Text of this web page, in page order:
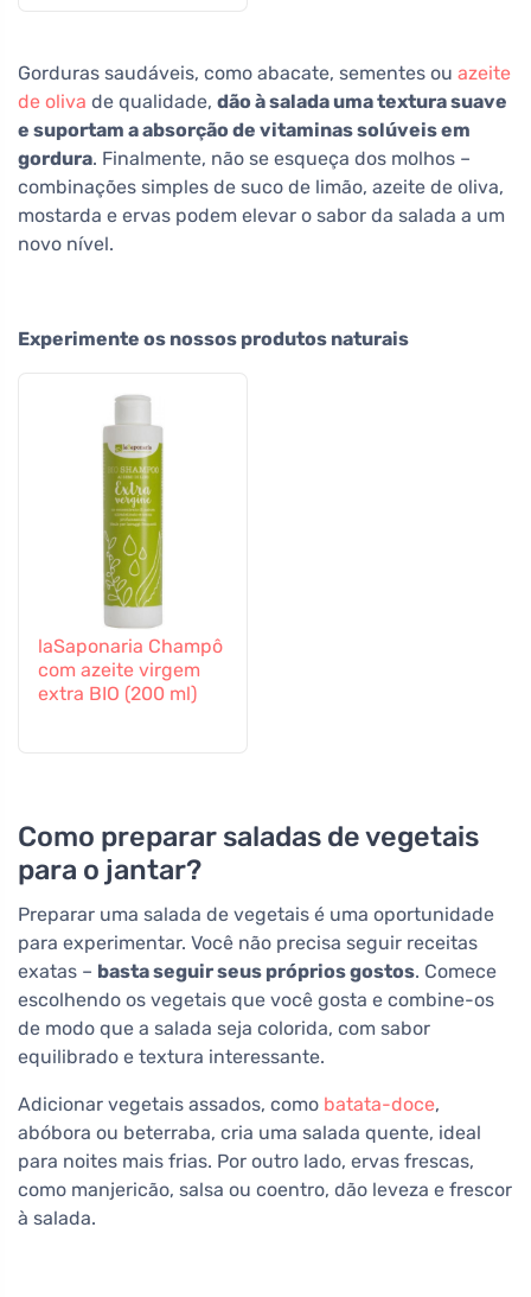
Gorduras saudáveis, como abacate, sementes ou azeite
de oliva de qualidade, dão à salada uma textura suave
e suportam a absorção de vitaminas solúveis em
gordura. Finalmente, não se esqueça dos molhos –
combinações simples de suco de limão, azeite de oliva,
mostarda e ervas podem elevar o sabor da salada a um
novo nível.
Experimente os nossos produtos naturais
laSaponaria Champô
com azeite virgem
extra BIO (200 ml)
Como preparar saladas de vegetais
para o jantar?
Preparar uma salada de vegetais é uma oportunidade
para experimentar. Você não precisa seguir receitas
exatas – basta seguir seus próprios gostos. Comece
escolhendo os vegetais que você gosta e combine-os
de modo que a salada seja colorida, com sabor
equilibrado e textura interessante.
Adicionar vegetais assados, como batata-doce,
abóbora ou beterraba, cria uma salada quente, ideal
para noites mais frias. Por outro lado, ervas frescas,
como manjericão, salsa ou coentro, dão leveza e frescor
à salada.